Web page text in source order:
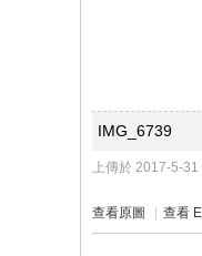
IMG_6739
上傳於 2017-5-
查看原圖 查看